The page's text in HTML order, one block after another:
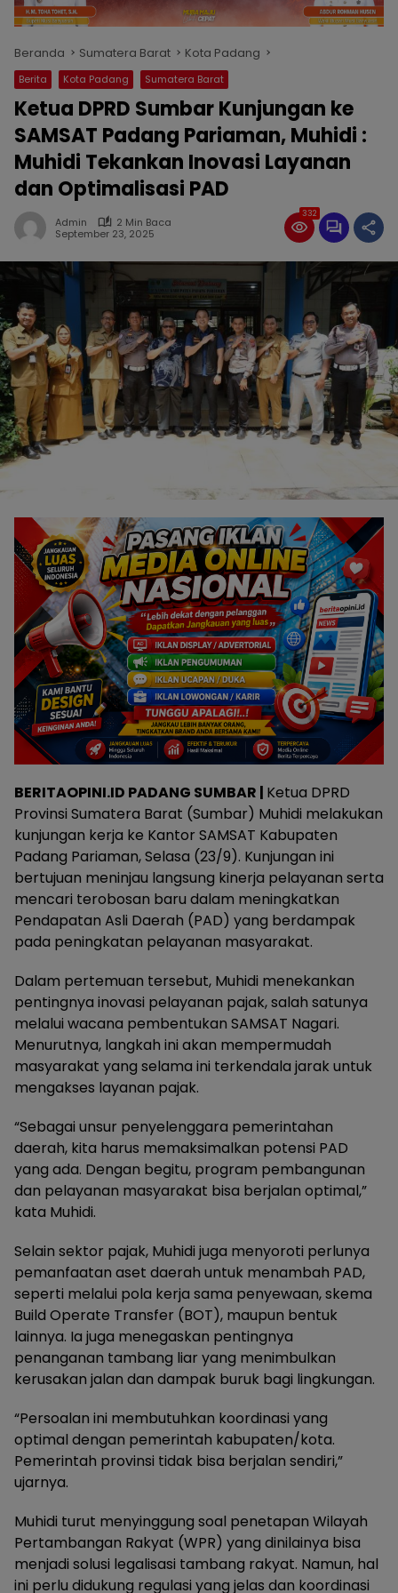
Beranda Sumatera Barat Kota Padang
Berita Kota Padang Sumatera Barat
Ketua DPRD Sumbar Kunjungan ke
SAMSAT Padang Pariaman, Muhidi :
Muhidi Tekankan Inovasi Layanan
dan Optimalisasi PAD
Admin
2 Min Baca
September 23, 2025
332
BERITAOPINI.ID PADANG SUMBAR | Ketua DPRD
Provinsi Sumatera Barat (Sumbar) Muhidi melakukan
kunjungan kerja ke Kantor SAMSAT Kabupaten
Padang Pariaman, Selasa (23/9). Kunjungan ini
bertujuan meninjau langsung kinerja pelayanan serta
mencari terobosan baru dalam meningkatkan
Pendapatan Asli Daerah (PAD) yang berdampak
pada peningkatan pelayanan masyarakat.
Dalam pertemuan tersebut, Muhidi menekankan
pentingnya inovasi pelayanan pajak, salah satunya
melalui wacana pembentukan SAMSAT Nagari.
Menurutnya, langkah ini akan mempermudah
masyarakat yang selama ini terkendala jarak untuk
mengakses layanan pajak.
“Sebagai unsur penyelenggara pemerintahan
daerah, kita harus memaksimalkan potensi PAD
yang ada. Dengan begitu, program pembangunan
dan pelayanan masyarakat bisa berjalan optimal,”
kata Muhidi.
Selain sektor pajak, Muhidi juga menyoroti perlunya
pemanfaatan aset daerah untuk menambah PAD,
seperti melalui pola kerja sama penyewaan, skema
Build Operate Transfer (BOT), maupun bentuk
lainnya. Ia juga menegaskan pentingnya
penanganan tambang liar yang menimbulkan
kerusakan jalan dan dampak buruk bagi lingkungan.
“Persoalan ini membutuhkan koordinasi yang
optimal dengan pemerintah kabupaten/kota.
Pemerintah provinsi tidak bisa berjalan sendiri,”
ujarnya.
Muhidi turut menyinggung soal penetapan Wilayah
Pertambangan Rakyat (WPR) yang dinilainya bisa
menjadi solusi legalisasi tambang rakyat. Namun, hal
ini perlu didukung regulasi yang jelas dan koordinasi